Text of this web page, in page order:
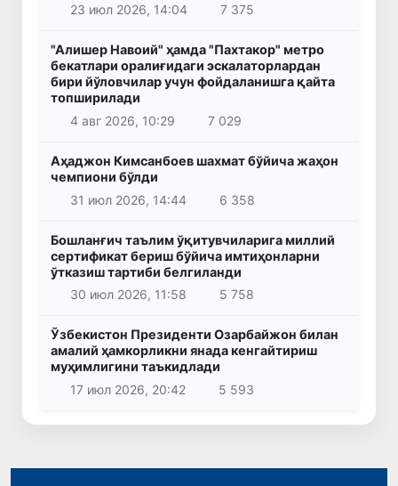
23 июл 2026, 14:04
7 375
"Алишер Навоий" ҳамда "Пахтакор" метро
бекатлари оралиғидаги эскалаторлардан
бири йўловчилар учун фойдаланишга қайта
топширилади
4 авг 2026, 10:29
7 029
Аҳаджон Кимсанбоев шахмат бўйича жаҳон
чемпиони бўлди
31 июл 2026, 14:44
6 358
Бошланғич таълим ўқитувчиларига миллий
сертификат бериш бўйича имтиҳонларни
ўтказиш тартиби белгиланди
30 июл 2026, 11:58
5 758
Ўзбекистон Президенти Озарбайжон билан
амалий ҳамкорликни янада кенгайтириш
муҳимлигини таъкидлади
17 июл 2026, 20:42
5 593